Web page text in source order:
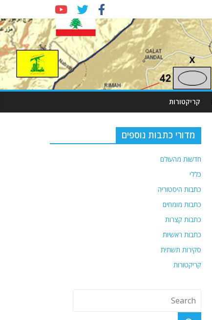
קריקטורות
מדורי כתבות נוספים
חדשות מהעולם
כללי
כתבות היסטוריה
כתבות מומחים
כתבות קצרות
כתבות ראשיות
סקירות תשתית
קריקטורות